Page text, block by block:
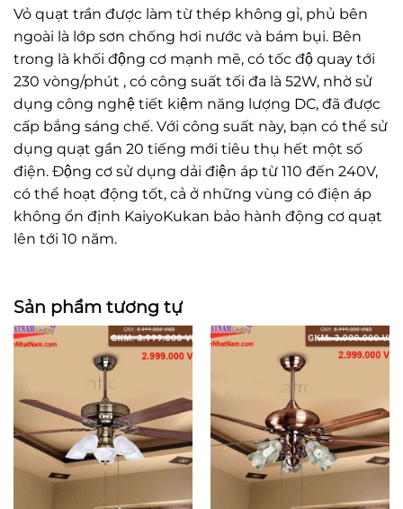
Vỏ quạt trần được làm từ thép không gỉ, phủ bên
ngoài là lớp sơn chống hơi nước và bám bụi. Bên
trong là khối động cơ mạnh mẽ, có tốc độ quay tới
230 vòng/phút , có công suất tối đa là 52W, nhờ sử
dụng công nghệ tiết kiệm năng lượng DC, đã được
cấp bắng sáng chế. Với công suất này, bạn có thể sử
dụng quạt gần 20 tiếng mới tiêu thụ hết một số
điện. Động cơ sử dụng dải điện áp từ 110 đến 240V,
có thể hoạt động tốt, cả ở những vùng có điện áp
không ổn định KaiyoKukan bảo hành động cơ quạt
lên tới 10 năm.
Sản phẩm tương tự